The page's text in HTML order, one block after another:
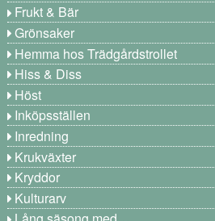
Frukt & Bär
Grönsaker
Hemma hos Trädgårdstrollet
Hiss & Diss
Höst
Inköpsställen
Inredning
Krukväxter
Kryddor
Kulturarv